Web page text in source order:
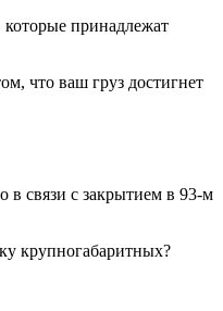
которые принадлежат
что ваш груз достигнет
в связи с закрытием в 93-м
крупногабаритных?